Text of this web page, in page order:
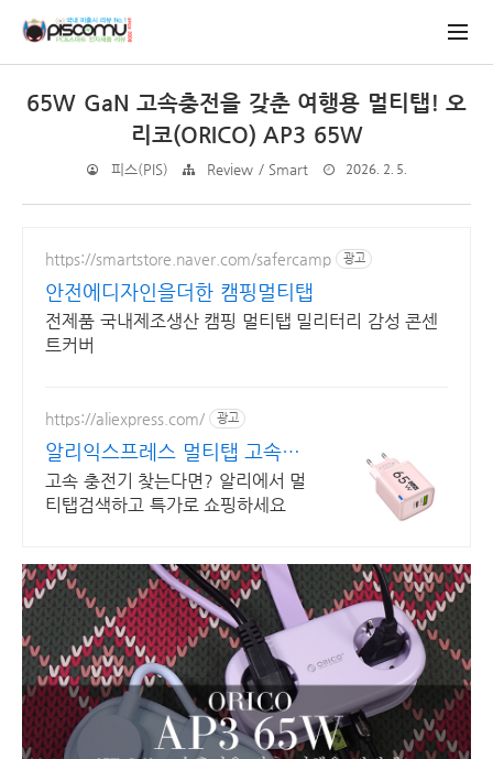
65W GaN 고속충전을 갖춘 여행용 멀티탭! 오
리코(ORICO) AP3 65W
피스(PIS) Review / Smart 2026. 2. 5.
https://smartstore.naver.com/safercamp 광고
안전에디자인을더한 캠핑멀티탭
전제품 국내제조생산 캠핑 멀티탭 밀리터리 감성 콘센
트커버
https://aliexpress.com/ 광고
알리익스프레스 멀티탭 고속충
전기 알리에 다있다!
고속 충전기 찾는다면? 알리에서 멀
티탭검색하고 특가로 쇼핑하세요